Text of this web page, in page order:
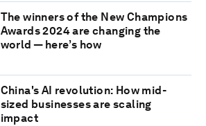
The winners of the New Champions
Awards 2024 are changing the
world — here’s how
China's AI revolution: How mid-
sized businesses are scaling
impact